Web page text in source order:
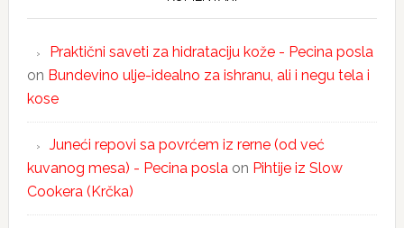
Praktični saveti za hidrataciju kože - Pecina posla
on Bundevino ulje-idealno za ishranu, ali i negu tela i
kose
Juneći repovi sa povrćem iz rerne (od već
kuvanog mesa) - Pecina poslaon Pihtije iz Slow
Cookera (Krčka)